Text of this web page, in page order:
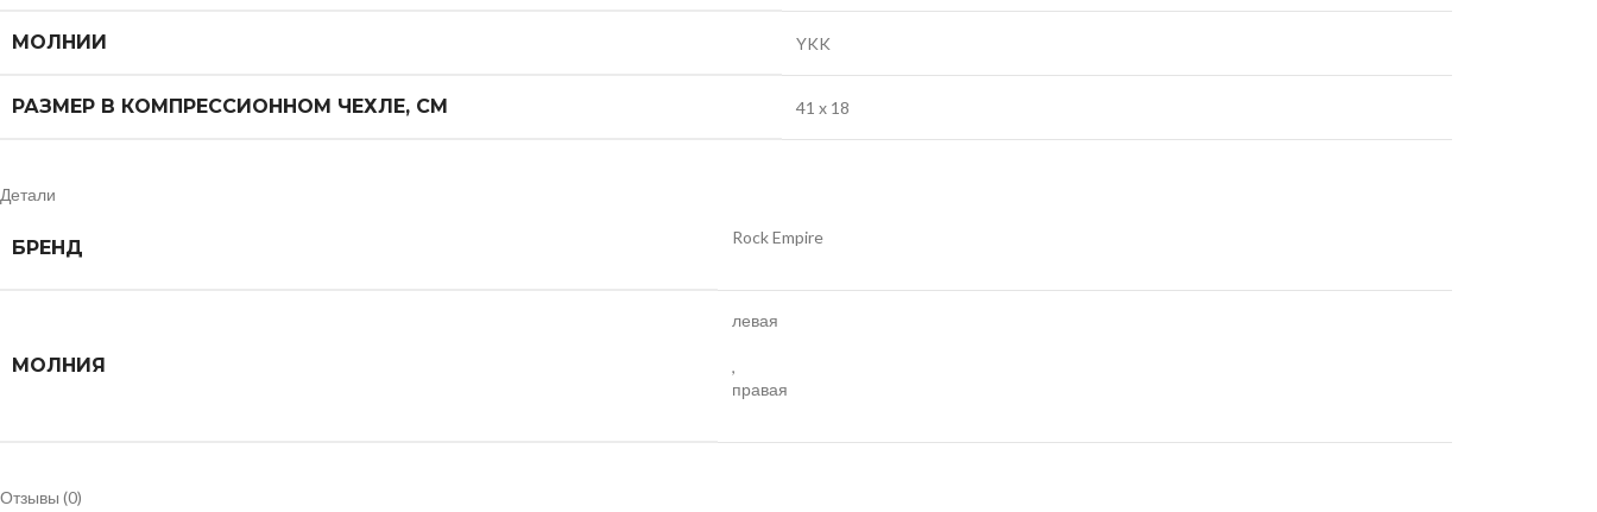
МОЛНИИ YKK
РАЗМЕР В КОМПРЕССИОННОМ ЧЕХЛЕ, СМ 41 x 18
Детали
БРЕНД Rock Empire
МОЛНИЯ
левая
,
правая
Отзывы (0)